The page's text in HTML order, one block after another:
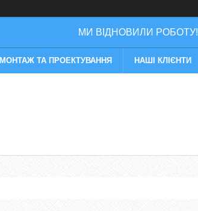
МИ ВІДНОВИЛИ РОБОТУ!
МОНТАЖ ТА ПРОЕКТУВАННЯ НАШІ КЛІЄНТИ